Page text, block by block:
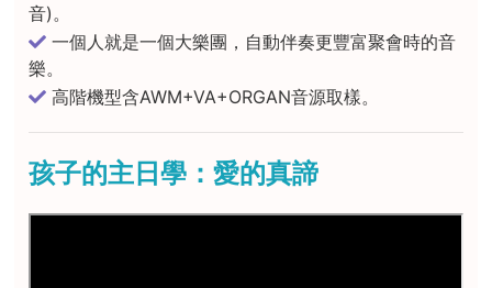
音)。
一個人就是一個大樂團，自動伴奏更豐富聚會時的音
樂。
高階機型含AWM+VA+ORGAN音源取樣。
孩子的主日學：愛的真諦